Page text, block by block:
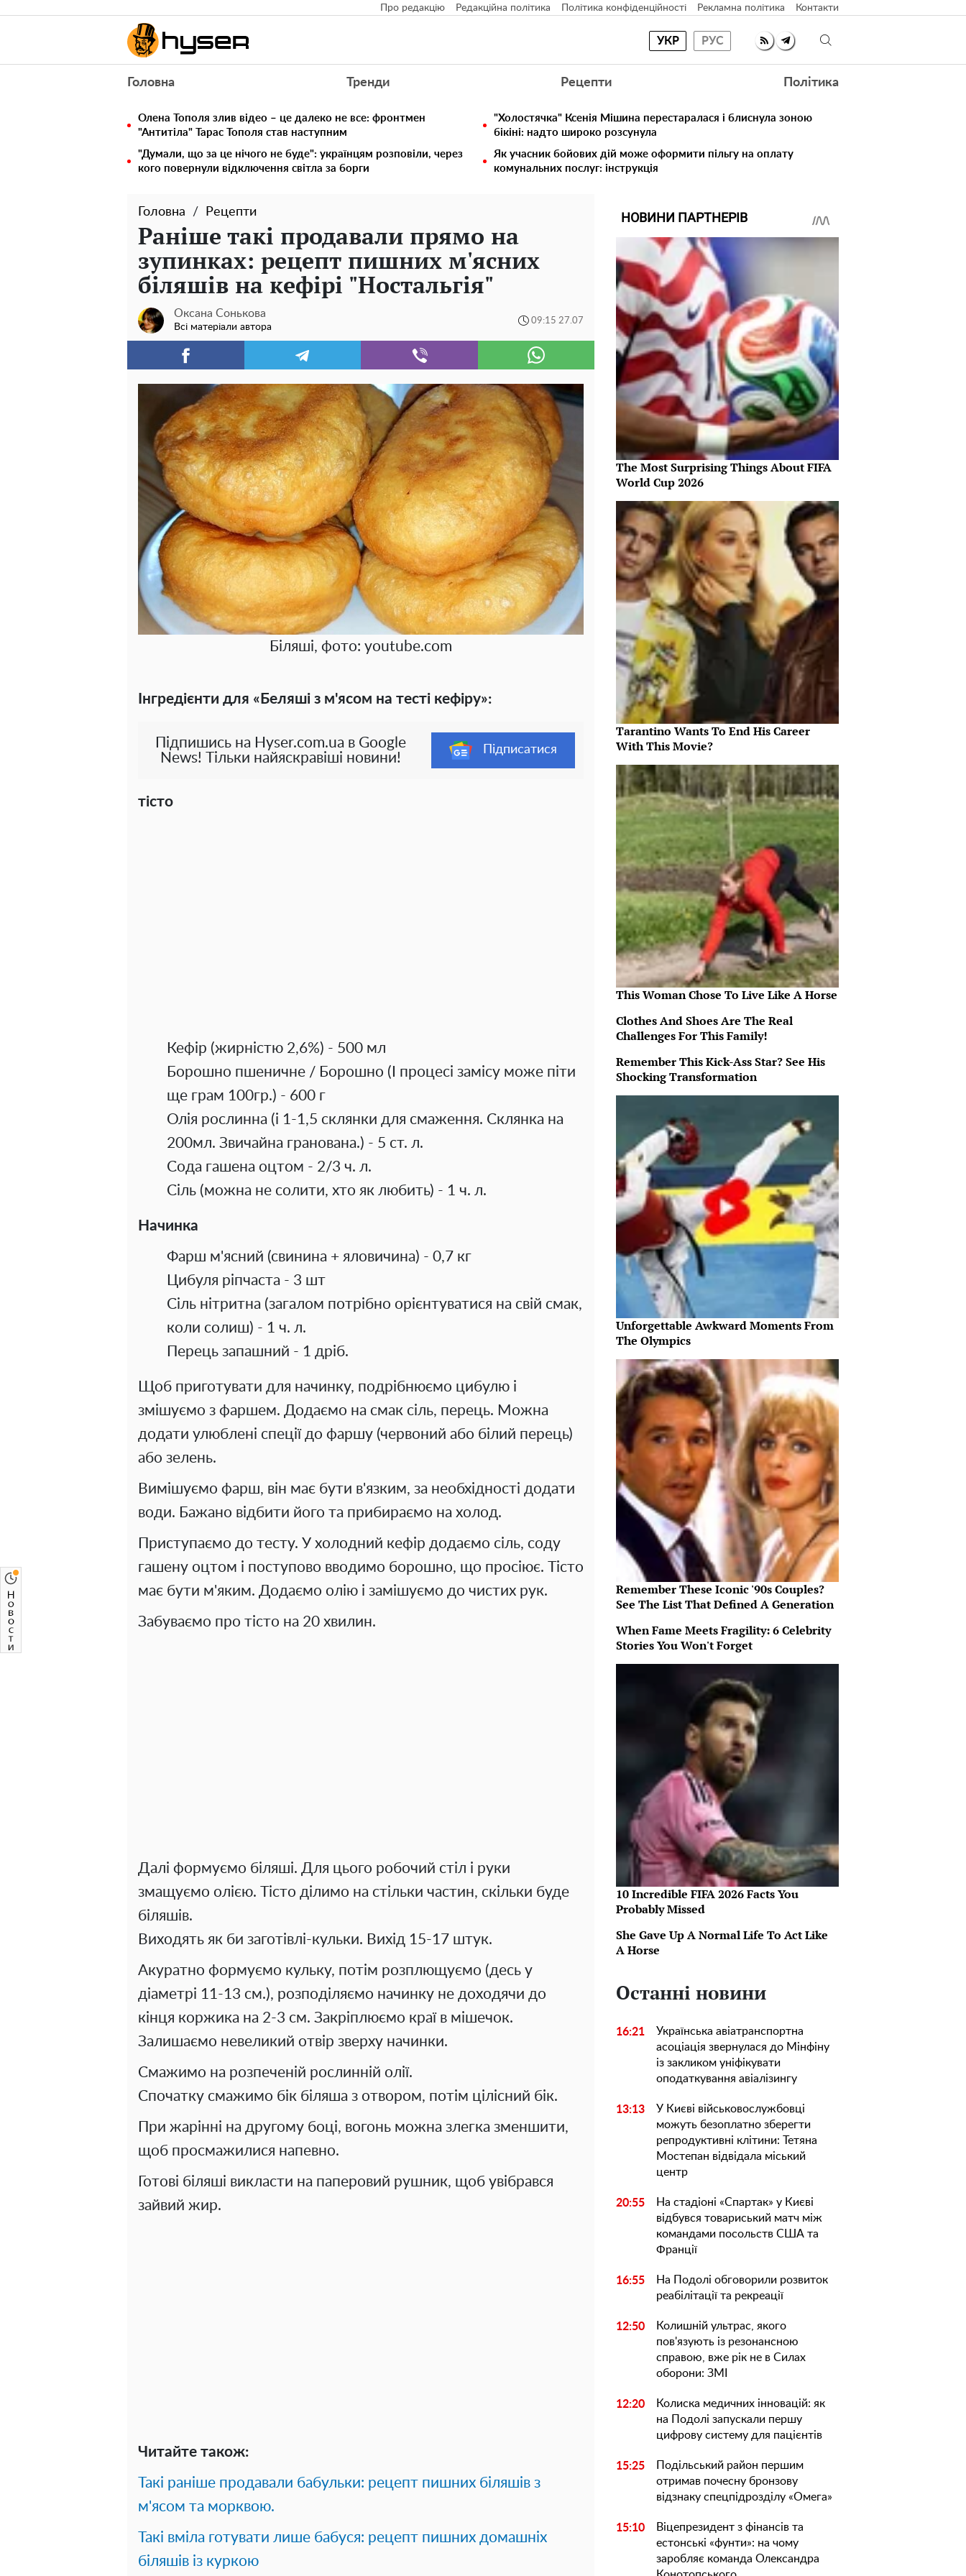
Про редакцію Редакційна політика Політика конфіденційності Рекламна політика Контакти
УКР РУС
Головна Тренди Рецепти Політика
Олена Тополя злив відео – це далеко не все: фронтмен
"Антитіла" Тарас Тополя став наступним
"Холостячка" Ксенія Мішина перестаралася і блиснула зоною
бікіні: надто широко розсунула
"Думали, що за це нічого не буде": українцям розповіли, через
кого повернули відключення світла за борги
Як учасник бойових дій може оформити пільгу на оплату
комунальних послуг: інструкція
Головна Рецепти
Раніше такі продавали прямо на
зупинках: рецепт пишних м'ясних
біляшів на кефірі "Ностальгія"
Оксана Сонькова
Всі матеріали автора
09:15 27.07
Біляші, фото: youtube.com
Інгредієнти для «Беляші з м'ясом на тесті кефіру»:
Підпишись на Hyser.com.ua в Google
News! Тільки найяскравіші новини!
Підписатися
тісто
Кефір (жирністю 2,6%) - 500 мл
Борошно пшеничне / Борошно (І процесі замісу може піти
ще грам 100гр.) - 600 г
Олія рослинна (і 1-1,5 склянки для смаження. Склянка на
200мл. Звичайна гранована.) - 5 ст. л.
Сода гашена оцтом - 2/3 ч. л.
Сіль (можна не солити, хто як любить) - 1 ч. л.
Начинка
Фарш м'ясний (свинина + яловичина) - 0,7 кг
Цибуля ріпчаста - 3 шт
Сіль нітритна (загалом потрібно орієнтуватися на свій смак,
коли солиш) - 1 ч. л.
Перець запашний - 1 дріб.
Щоб приготувати для начинку, подрібнюємо цибулю і
змішуємо з фаршем. Додаємо на смак сіль, перець. Можна
додати улюблені спеції до фаршу (червоний або білий перець)
або зелень.
Вимішуємо фарш, він має бути в'язким, за необхідності додати
води. Бажано відбити його та прибираємо на холод.
Приступаємо до тесту. У холодний кефір додаємо сіль, соду
гашену оцтом і поступово вводимо борошно, що просіює. Тісто
має бути м'яким. Додаємо олію і замішуємо до чистих рук.
Забуваємо про тісто на 20 хвилин.
Далі формуємо біляші. Для цього робочий стіл і руки
змащуємо олією. Тісто ділимо на стільки частин, скільки буде
біляшів.
Виходять як би заготівлі-кульки. Вихід 15-17 штук.
Акуратно формуємо кульку, потім розплющуємо (десь у
діаметрі 11-13 см.), розподіляємо начинку не доходячи до
кінця коржика на 2-3 см. Закріплюємо краї в мішечок.
Залишаємо невеликий отвір зверху начинки.
Смажимо на розпеченій рослинній олії.
Спочатку смажимо бік біляша з отвором, потім цілісний бік.
При жарінні на другому боці, вогонь можна злегка зменшити,
щоб просмажилися напевно.
Готові біляші викласти на паперовий рушник, щоб увібрався
зайвий жир.
Читайте також:
Такі раніше продавали бабульки: рецепт пишних біляшів з
м'ясом та морквою.
Такі вміла готувати лише бабуся: рецепт пишних домашніх
біляшів із куркою
НОВИНИ ПАРТНЕРІВ
The Most Surprising Things About FIFA
World Cup 2026
Tarantino Wants To End His Career
With This Movie?
This Woman Chose To Live Like A Horse
Clothes And Shoes Are The Real
Challenges For This Family!
Remember This Kick-Ass Star? See His
Shocking Transformation
Unforgettable Awkward Moments From
The Olympics
Remember These Iconic '90s Couples?
See The List That Defined A Generation
When Fame Meets Fragility: 6 Celebrity
Stories You Won't Forget
10 Incredible FIFA 2026 Facts You
Probably Missed
She Gave Up A Normal Life To Act Like
A Horse
Останні новини
16:21
Українська авіатранспортна
асоціація звернулася до Мінфіну
із закликом уніфікувати
оподаткування авіалізингу
13:13
У Києві військовослужбовці
можуть безоплатно зберегти
репродуктивні клітини: Тетяна
Мостепан відвідала міський
центр
20:55
На стадіоні «Спартак» у Києві
відбувся товариський матч між
командами посольств США та
Франції
16:55
На Подолі обговорили розвиток
реабілітації та рекреації
12:50
Колишній ультрас, якого
пов'язують із резонансною
справою, вже рік не в Силах
оборони: ЗМІ
12:20
Колиска медичних інновацій: як
на Подолі запускали першу
цифрову систему для пацієнтів
15:25
Подільський район першим
отримав почесну бронзову
відзнаку спецпідрозділу «Омега»
15:10
Віцепрезидент з фінансів та
естонські «фунти»: на чому
заробляє команда Олександра